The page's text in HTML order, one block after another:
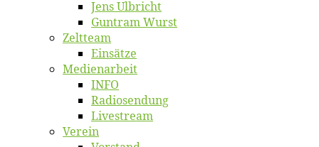
Jens Ulb­richt
Gun­tram Wurst
Zelt­team
Ein­sät­ze
Me­di­en­ar­beit
INFO
Ra­dio­sen­dung
Live­stream
Ver­ein